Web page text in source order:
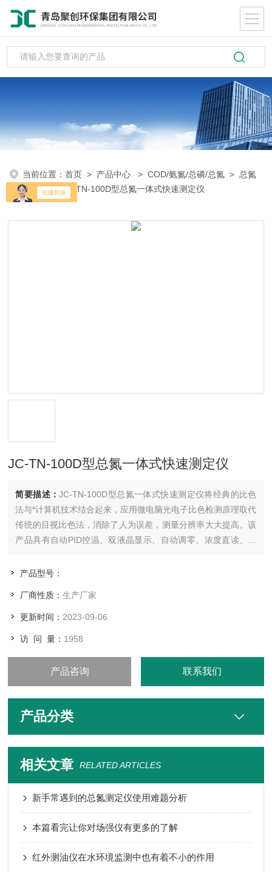
当前位置：首页 > 产品中心 >COD/氨氮/总磷/总氮 > 总氮
测定仪> JC-TN-100D型总氮一体式快速测定仪
JC-TN-100D型总氮一体式快速测定仪
简要描述：JC-TN-100D型总氮一体式快速测定仪将经典的比色
法与*计算机技术结合起来，应用微电脑光电子比色检测原理取代
传统的目视比色法，消除了人为误差，测量分辨率大大提高。该
产品具有自动PID控温、双液晶显示、自动调零、浓度直读、曲
用者无需复杂的专业知识即可应用本产品。
产品型号：
厂商性质：生产厂家
更新时间： 2023-09-06
访 问 量： 1958
产品咨询 联系我们
产品分类
相关文章 RELATED ARTICLES
新手常遇到的总氮测定仪使用难题分析
本篇看完让你对场强仪有更多的了解
红外测油仪在水环境监测中也有着不小的作用